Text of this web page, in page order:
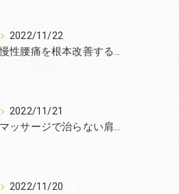
2022/11/22
慢性腰痛を根本改善するなら和泉市の笑福整骨院【2022年11月22日の予約状況】
2022/11/21
マッサージで治らない肩こりを改善する無痛整体和泉市笑福整骨院【2022年11月21日の予約状況】
2022/11/20